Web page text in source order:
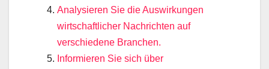
Analysieren Sie die Auswirkungen
wirtschaftlicher Nachrichten auf
verschiedene Branchen.
Informieren Sie sich über